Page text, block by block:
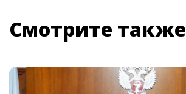
Смотрите также